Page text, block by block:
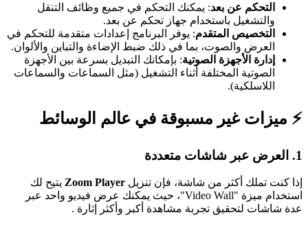
التحكم عن بعد: يمكنك التحكم في جميع وظائف التنقل
والتشغيل باستخدام جهاز تحكم عن بعد.
التخصيص المتقدم: يوفر البرنامج إعدادات متقدمة للتحكم في
العرض والصوت، بما في ذلك ضبط الإضاءة والتباين والألوان.
إدارة الأجهزة الصوتية: بإمكانك التبديل بسرعة بين الأجهزة
الصوتية المختلفة أثناء التشغيل (مثل السماعات والسماعات
اللاسلكية).
⚡ ميزات غير مسبوقة في عالم الوسائط
1. العرض عبر شاشات متعددة
إذا كنت تملك أكثر من شاشة، فإن تنزيل Zoom Player يتيح لك
استخدام ميزة "Video Wall"، حيث يمكنك عرض فيديو واحد عبر
عدة شاشات لتحقيق تجربة مشاهدة أكبر وأكثر إثارة .